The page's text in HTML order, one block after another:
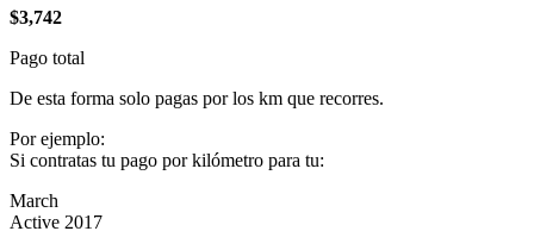
$3,742
Pago total
De esta forma solo pagas por los km que recorres.
Por ejemplo:
Si contratas tu pago por kilómetro para tu:
March
Active 2017